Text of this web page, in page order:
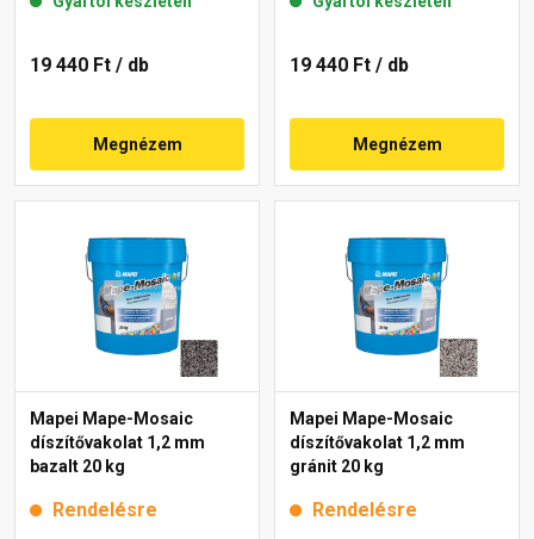
19 440 Ft / db
Megnézem
19 440 Ft / db
Megnézem
Mapei Mape-Mosaic
díszítővakolat 1,2 mm
bazalt 20 kg
Rendelésre
Mapei Mape-Mosaic
díszítővakolat 1,2 mm
gránit 20 kg
Rendelésre